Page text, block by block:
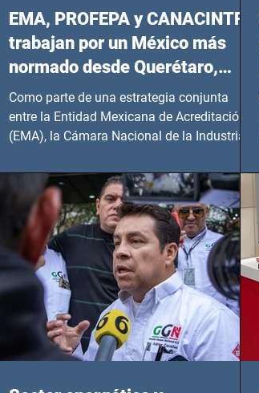
EMA, PROFEPA y CANACINTRA
trabajan por un México más
normado desde Querétaro,
Hidalgo y BCS
Como parte de una estrategia conjunta
entre la Entidad Mexicana de Acreditación
(EMA), la Cámara Nacional de la Industria